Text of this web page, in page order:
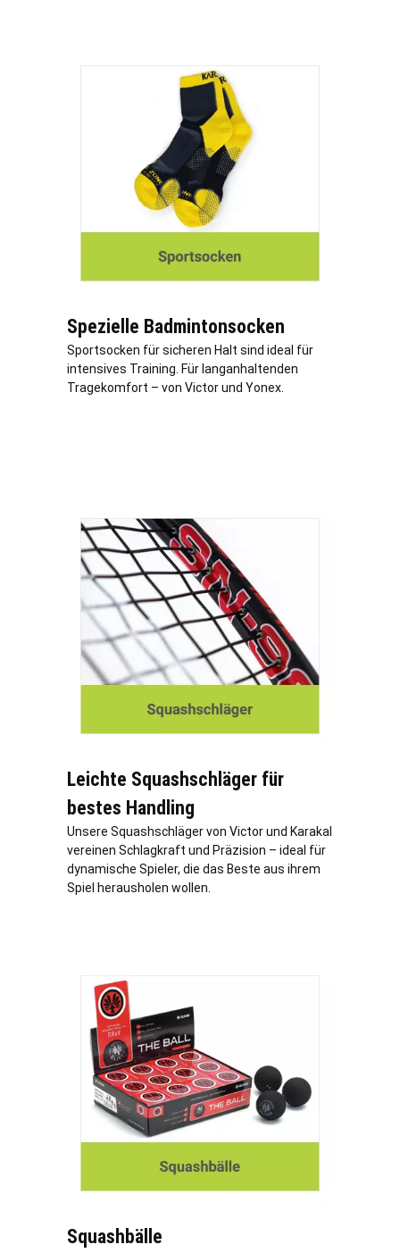
Spezielle Badmintonsocken
Sportsocken für sicheren Halt sind ideal für
intensives Training. Für langanhaltenden
Tragekomfort – von Victor und Yonex.
Leichte Squashschläger für
bestes Handling
Unsere Squashschläger von Victor und Karakal
vereinen Schlagkraft und Präzision – ideal für
dynamische Spieler, die das Beste aus ihrem
Spiel herausholen wollen.
Squashbälle